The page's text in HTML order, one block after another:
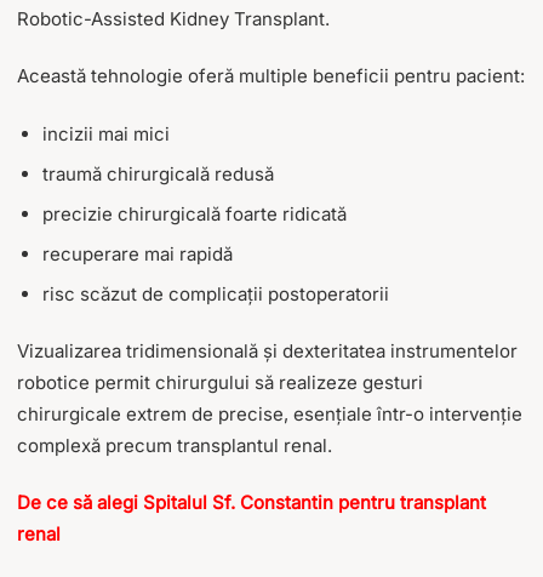
Robotic-Assisted Kidney Transplant.
Această tehnologie oferă multiple beneficii pentru pacient:
incizii mai mici
traumă chirurgicală redusă
precizie chirurgicală foarte ridicată
recuperare mai rapidă
risc scăzut de complicații postoperatorii
Vizualizarea tridimensională și dexteritatea instrumentelor
robotice permit chirurgului să realizeze gesturi
chirurgicale extrem de precise, esențiale într-o intervenție
complexă precum transplantul renal.
De ce să alegi Spitalul Sf. Constantin pentru transplant
renal